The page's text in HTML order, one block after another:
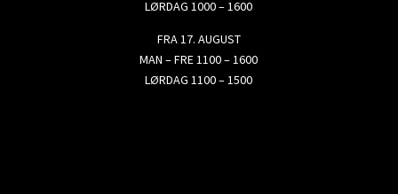
LØRDAG 1000 – 1600
FRA 17. AUGUST
MAN – FRE 1100 – 1600
LØRDAG 1100 – 1500